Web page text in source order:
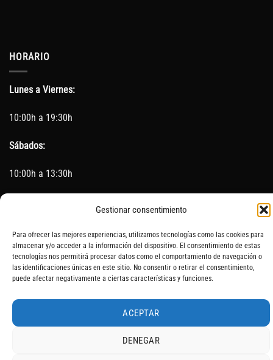
Gestionar consentimiento
Para ofrecer las mejores experiencias, utilizamos tecnologías como las cookies para
almacenar y/o acceder a la información del dispositivo. El consentimiento de estas
tecnologías nos permitirá procesar datos como el comportamiento de navegación o
las identificaciones únicas en este sitio. No consentir o retirar el consentimiento,
puede afectar negativamente a ciertas características y funciones.
ACEPTAR
DENEGAR
HORARIO
Lunes a Viernes:
10:00h a 19:30h
Sábados:
10:00h a 13:30h
Sin servicio de taller del 15 de Agosto al 5 de septiembre
SOBRE NOSOTROS CONTACTO AVISO LEGAL BLOG